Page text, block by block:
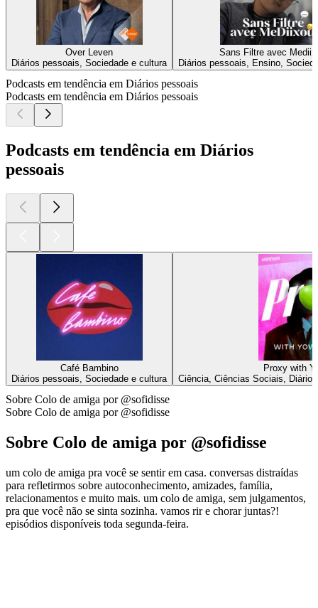
Over Leven
Diários pessoais, Sociedade e cultura
Sans Filtre avec
Diários pessoais, Ensino,
Podcasts em tendência em Diários pessoais
Podcasts em tendência em Diários pessoais
Podcasts em tendência em Diários
pessoais
Café Bambino
Diários pessoais, Sociedade e cultura
Proxy with
Ciência, Ciências Sociais,
Sobre Colo de amiga por @sofidisse
Sobre Colo de amiga por @sofidisse
Sobre Colo de amiga por @sofidisse
um colo de amiga pra você se sentir em casa. conversas distraídas
para refletirmos sobre autoconhecimento, amizades, família,
relacionamentos e muito mais. um colo de amiga, sem julgamentos,
pra que você não se sinta sozinha. vamos rir e chorar juntas?!
episódios disponíveis toda segunda-feira.